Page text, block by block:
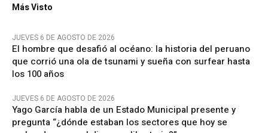
Más Visto
JUEVES 6 DE AGOSTO DE 2026
El hombre que desafió al océano: la historia del peruano
que corrió una ola de tsunami y sueña con surfear hasta
los 100 años
JUEVES 6 DE AGOSTO DE 2026
Yago García habla de un Estado Municipal presente y
pregunta “¿dónde estaban los sectores que hoy se